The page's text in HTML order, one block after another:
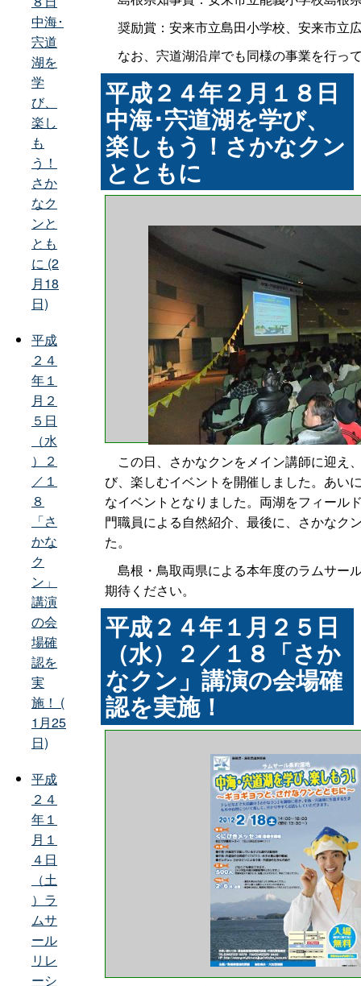
奨励賞：安来市立島田小学校、安来市立
なお、宍道湖沿岸でも同様の事業を行っ
平成２４年２月１８日
中海･宍道湖を学び、
楽しもう！さかなクン
とともに
この日、さかなクンをメイン講師に迎え
び、楽しむイベントを開催しました。あい
なイベントとなりました。両湖をフィール
門職員による自然紹介、最後に、さかなク
た。
島根・鳥取両県による本年度のラムサー
期待ください。
平成２４年１月２５日
（水）２／１８「さか
なクン」講演の会場確
認を実施！
中海･
宍道
湖を
学
び、
楽し
も
う！
さか
なク
ンと
とも
に (2
月18
日)
平成
２４
年１
月２
５日
（水
）２
／１
８
「さ
かな
ク
ン」
講演
の会
場確
認を
実
施！ (
1月25
日)
平成
２４
年１
月１
４日
（土
）ラ
ムサ
ール
リレ
ーシ